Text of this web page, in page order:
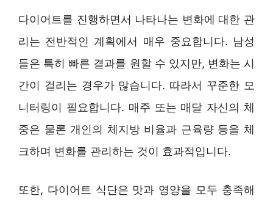
다이어트를 진행하면서 나타나는 변화에 대한 관
리는 전반적인 계획에서 매우 중요합니다. 남성
들은 특히 빠른 결과를 원할 수 있지만, 변화는 시
간이 걸리는 경우가 많습니다. 따라서 꾸준한 모
니터링이 필요합니다. 매주 또는 매달 자신의 체
중은 물론 개인의 체지방 비율과 근육량 등을 체
크하며 변화를 관리하는 것이 효과적입니다.
또한, 다이어트 식단은 맛과 영양을 모두 충족해